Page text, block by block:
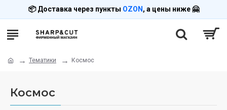
📦 Доставка через пункты OZON , а цены ниже 🤗
Тематики Космос
Космос